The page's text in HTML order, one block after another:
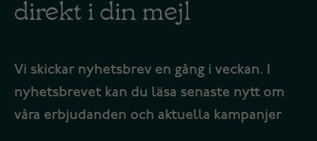
direkt i din mejl
Vi skickar nyhetsbrev en gång i veckan. I
nyhetsbrevet kan du läsa senaste nytt om
våra erbjudanden och aktuella kampanjer